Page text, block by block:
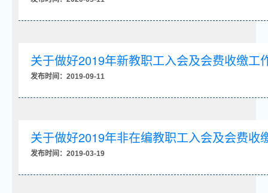
关于做好2019年新教职工入会及会费收缴工
发布时间：2019-09-11
关于做好2019年非在编教职工入会及会费收
发布时间：2019-03-19